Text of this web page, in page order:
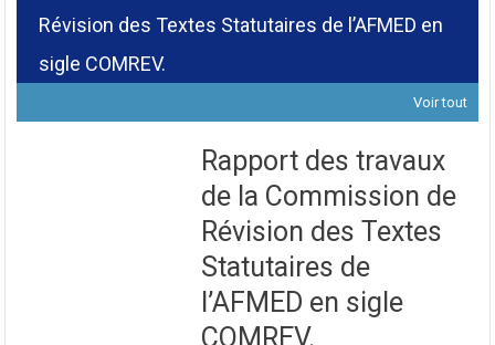
Révision des Textes Statutaires de l’AFMED en
sigle COMREV.
Voir tout
Rapport des travaux
de la Commission de
Révision des Textes
Statutaires de
l’AFMED en sigle
COMREV.